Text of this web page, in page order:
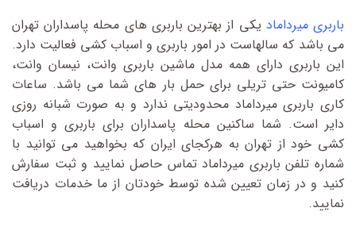
باربری میرداماد یکی از بهترین باربری های محله پاسداران تهران
می باشد که سالهاست در امور باربری و اسباب کشی فعالیت دارد.
این باربری دارای همه مدل ماشین باربری وانت، نیسان وانت،
کامیونت حتی تریلی برای حمل بار های شما می باشد. ساعات
کاری باربری میرداماد محدودیتی ندارد و به صورت شبانه روزی
دایر است. شما ساکنین محله پاسداران برای باربری و اسباب
کشی خود از تهران به هرکجای ایران که بخواهید می توانید با
شماره تلفن باربری میرداماد تماس حاصل نمایید و ثبت سفارش
کنید و در زمان تعیین شده توسط خودتان از ما خدمات دریافت
نمایید.